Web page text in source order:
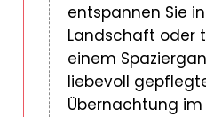
entspannen Sie
Landschaft oder
einem
liebevoll
Übernachtung im